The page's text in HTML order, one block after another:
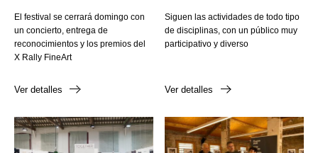
El festival se cerrará domingo con
un concierto, entrega de
reconocimientos y los premios del
X Rally FineArt
Ver detalles
Siguen las actividades de todo tipo
de disciplinas, con un público muy
participativo y diverso
Ver detalles